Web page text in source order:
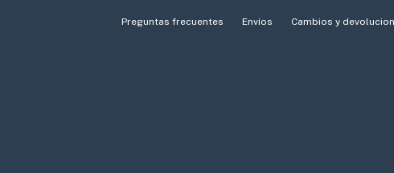
Preguntas frecuentes Envíos Cambios y